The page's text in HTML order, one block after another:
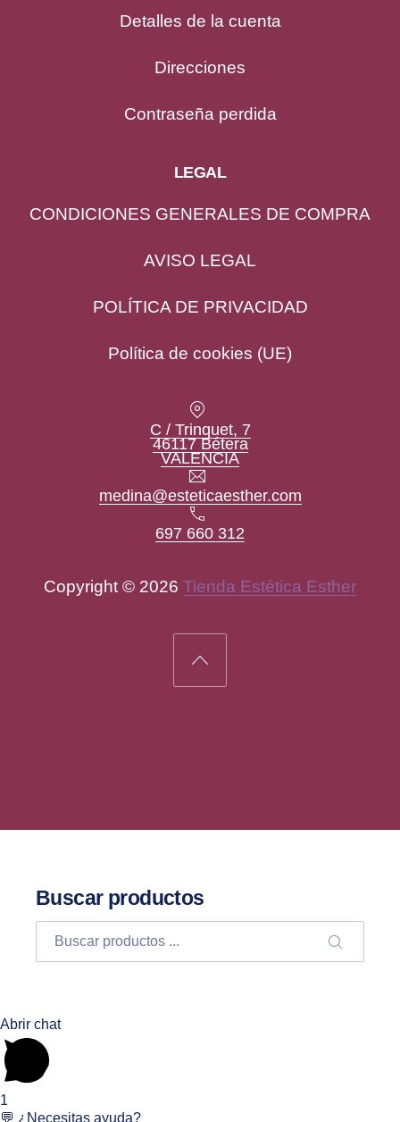
Detalles de la cuenta
Direcciones
Contraseña perdida
LEGAL
CONDICIONES GENERALES DE COMPRA
AVISO LEGAL
POLÍTICA DE PRIVACIDAD
Política de cookies (UE)
C / Trinquet, 7
46117 Bétera
VALENCIANew Window
Email
medina@esteticaesther.com
Teléfono
697 660 312
Copyright © 2026 Tienda Estética Esther
Back to Top
Buscar productos
Buscar
BUSCAR
Abrir chat
1
💬 ¿Necesitas ayuda?